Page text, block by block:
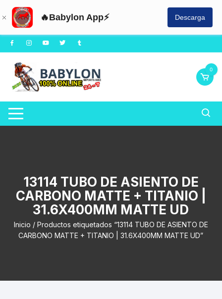
🔥Babylon App⚡ Descarga
Saltar
al
contenido
0
13114 TUBO DE ASIENTO DE
CARBONO MATTE + TITANIO |
31.6X400MM MATTE UD
Inicio / Productos etiquetados “13114 TUBO DE ASIENTO DE
CARBONO MATTE + TITANIO | 31.6X400MM MATTE UD”